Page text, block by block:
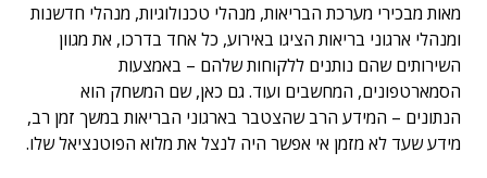
מאות מבכירי מערכת הבריאות, מנהלי טכנולוגיות, מנהלי חדשנות
ומנהלי ארגוני בריאות הציגו באירוע, כל אחד בדרכו, את מגוון
השירותים שהם נותנים ללקוחות שלהם – באמצעות
הסמארטפונים, המחשבים ועוד. גם כאן, שם המשחק הוא
הנתונים – המידע הרב שהצטבר בארגוני הבריאות במשך זמן רב,
מידע שעד לא מזמן אי אפשר היה לנצל את מלוא הפוטנציאל שלו.